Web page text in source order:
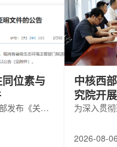
位素与
发布《关于
中核西
究院开
为深入贯
2026-08-06